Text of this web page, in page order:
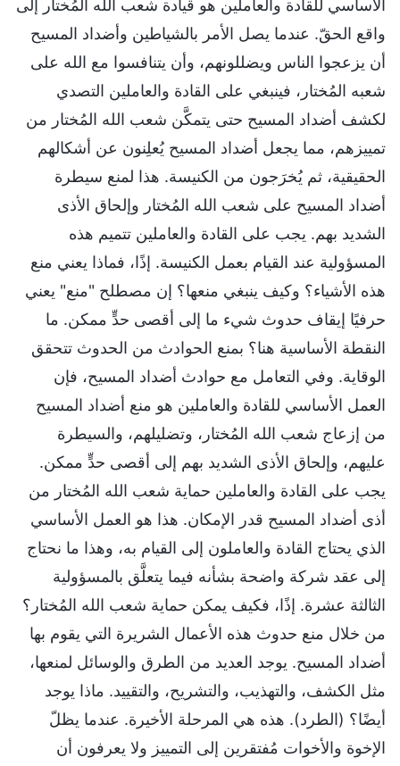
الأساسي للقادة والعاملين هو قيادة شعب الله المُختار إلى
واقع الحقّ. عندما يصل الأمر بالشياطين وأضداد المسيح
أن يزعجوا الناس ويضللونهم، وأن يتنافسوا مع الله على
شعبه المُختار، فينبغي على القادة والعاملين التصدي
لكشف أضداد المسيح حتى يتمكَّن شعب الله المُختار من
تمييزهم، مما يجعل أضداد المسيح يُعلِنون عن أشكالهم
الحقيقية، ثم يُخرَجون من الكنيسة. هذا لمنع سيطرة
أضداد المسيح على شعب الله المُختار وإلحاق الأذى
الشديد بهم. يجب على القادة والعاملين تتميم هذه
المسؤولية عند القيام بعمل الكنيسة. إذًا، فماذا يعني منع
هذه الأشياء؟ وكيف ينبغي منعها؟ إن مصطلح "منع" يعني
حرفيًا إيقاف حدوث شيء ما إلى أقصى حدٍّ ممكن. ما
النقطة الأساسية هنا؟ بمنع الحوادث من الحدوث تتحقق
الوقاية. وفي التعامل مع حوادث أضداد المسيح، فإن
العمل الأساسي للقادة والعاملين هو منع أضداد المسيح
من إزعاج شعب الله المُختار، وتضليلهم، والسيطرة
عليهم، وإلحاق الأذى الشديد بهم إلى أقصى حدٍّ ممكن.
يجب على القادة والعاملين حماية شعب الله المُختار من
أذى أضداد المسيح قدر الإمكان. هذا هو العمل الأساسي
الذي يحتاج القادة والعاملون إلى القيام به، وهذا ما نحتاج
إلى عقد شركة واضحة بشأنه فيما يتعلَّق بالمسؤولية
الثالثة عشرة. إذًا، فكيف يمكن حماية شعب الله المُختار؟
من خلال منع حدوث هذه الأعمال الشريرة التي يقوم بها
أضداد المسيح. يوجد العديد من الطرق والوسائل لمنعها،
مثل الكشف، والتهذيب، والتشريح، والتقييد. ماذا يوجد
أيضًا؟ (الطرد). هذه هي المرحلة الأخيرة. عندما يظلّ
الإخوة والأخوات مُفتقرين إلى التمييز ولا يعرفون أن